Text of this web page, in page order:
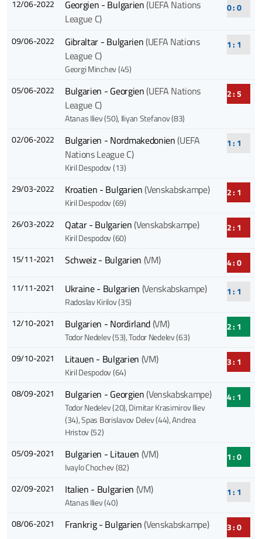
12/06-2022 Georgien - Bulgarien(UEFA Nations
League C)
0 : 0
09/06-2022 Gibraltar - Bulgarien(UEFA Nations
League C)
Georgi Minchev (45)
1 : 1
05/06-2022 Bulgarien - Georgien(UEFA Nations
League C)
Atanas Iliev (50), Iliyan Stefanov (83)
2 : 5
02/06-2022 Bulgarien - Nordmakedonien(UEFA
Nations League C)
Kiril Despodov (13)
1 : 1
29/03-2022 Kroatien - Bulgarien(Venskabskampe)
Kiril Despodov (69)
2 : 1
26/03-2022 Qatar - Bulgarien(Venskabskampe)
Kiril Despodov (60)
2 : 1
15/11-2021 Schweiz - Bulgarien (VM) 4 : 0
11/11-2021 Ukraine - Bulgarien (Venskabskampe)
Radoslav Kirilov (35)
1 : 1
12/10-2021 Bulgarien - Nordirland(VM)
Todor Nedelev (53), Todor Nedelev (63)
2 : 1
09/10-2021 Litauen - Bulgarien (VM)
Kiril Despodov (64)
3 : 1
08/09-2021 Bulgarien - Georgien(Venskabskampe)
Todor Nedelev (20), Dimitar Krasimirov Iliev
(34), Spas Borislavov Delev (44), Andrea
Hristov (52)
4 : 1
05/09-2021 Bulgarien - Litauen (VM)
Ivaylo Chochev (82)
1 : 0
02/09-2021 Italien - Bulgarien (VM)
Atanas Iliev (40)
1 : 1
08/06-2021 Frankrig - Bulgarien(Venskabskampe) 3 : 0